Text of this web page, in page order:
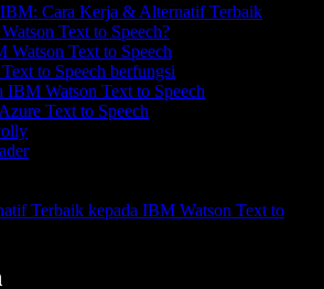
Cara Kerja & Alternatif Terbaik
Text to Speech?
Watson Text to Speech
to Speech berfungsi
IBM Watson Text to Speech
Text to Speech
Terbaik kepada IBM Watson Text to